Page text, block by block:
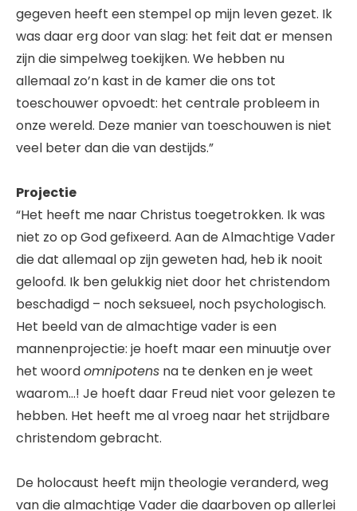
gegeven heeft een stempel op mijn leven gezet. Ik
was daar erg door van slag: het feit dat er mensen
zijn die simpelweg toekijken. We hebben nu
allemaal zo’n kast in de kamer die ons tot
toeschouwer opvoedt: het centrale probleem in
onze wereld. Deze manier van toeschouwen is niet
veel beter dan die van destijds.”
Projectie
“Het heeft me naar Christus toegetrokken. Ik was
niet zo op God gefixeerd. Aan de Almachtige Vader
die dat allemaal op zijn geweten had, heb ik nooit
geloofd. Ik ben gelukkig niet door het christendom
beschadigd – noch seksueel, noch psychologisch.
Het beeld van de almachtige vader is een
mannenprojectie: je hoeft maar een minuutje over
het woordomnipotens na te denken en je weet
waarom…! Je hoeft daar Freud niet voor gelezen te
hebben. Het heeft me al vroeg naar het strijdbare
christendom gebracht.
De holocaust heeft mijn theologie veranderd, weg
van die almachtige Vader die daarboven op allerlei